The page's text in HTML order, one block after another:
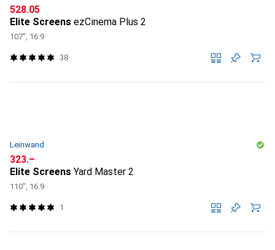
CHF
528.05
Elite Screens ezCinema Plus 2
107", 16:9
38
Leinwand
CHF
323.–
Elite Screens Yard Master 2
110", 16:9
1